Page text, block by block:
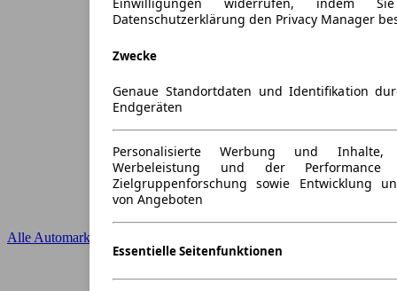
Einwilligungen widerrufen, indem
Datenschutzerklärung den Privacy Manager
Zwecke
Genaue Standortdaten und Identifikation
Endgeräten
Personalisierte Werbung und Inhalte,
Werbeleistung und der
Zielgruppenforschung sowie Entwicklung
von Angeboten
Essentielle Seitenfunktionen
Alle Automarken